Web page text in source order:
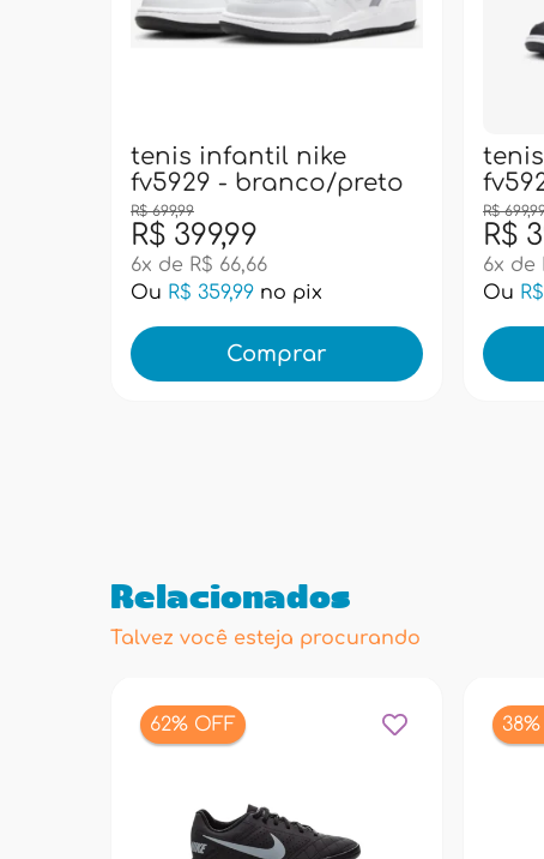
tenis infantil nike
fv5929 - branco/preto
R$ 399,99
R$ 699,99
6x de R$ 66,66
Ou R$ 359,99 no pix
Comprar
R$
R$
6x de
Ou
Relacionados
Talvez você esteja procurando
62% OFF